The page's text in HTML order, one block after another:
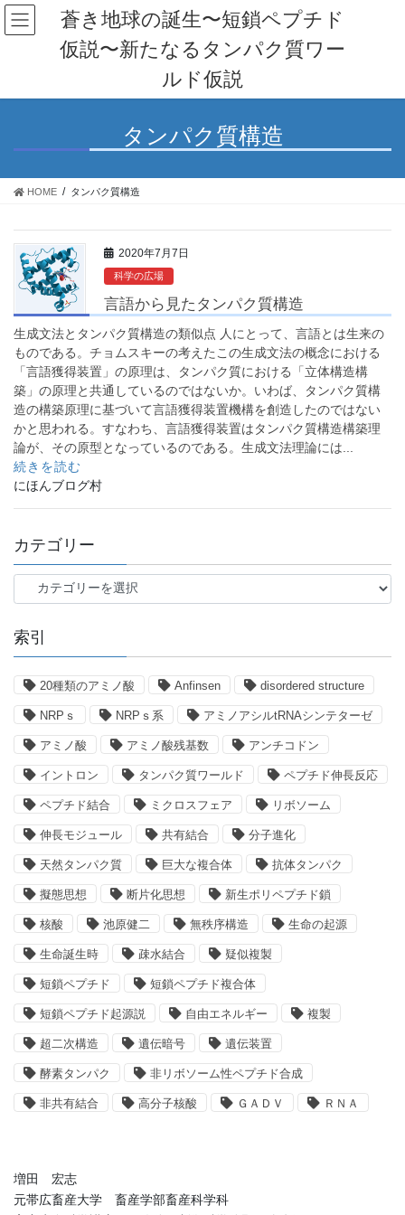
コ
ン
へ
プ
ナ
ビ
ョ
動
蒼き地球の誕生〜短鎖ペプチド
仮説〜新たなるタンパク質ワー
ルド仮説
タンパク質構造
HOME タンパク質構造
2020年7月7日
科学の広場
言語から見たタンパク質構造
生成文法とタンパク質構造の類似点 人にとって、言語とは生来の
ものである。チョムスキーの考えたこの生成文法の概念における
「言語獲得装置」の原理は、タンパク質における「立体構造構
築」の原理と共通しているのではないか。いわば、タンパク質構
造の構築原理に基づいて言語獲得装置機構を創造したのではない
かと思われる。すなわち、言語獲得装置はタンパク質構造構築理
論が、その原型となっているのである。生成文法理論には...
続きを読む
にほんブログ村
カテゴリー
テ
リ
ー
索引
20種類のアミノ酸 Anfinsen disordered structure
NRPｓ NRPｓ系 アミノアシルtRNAシンテターゼ
アミノ酸 アミノ酸残基数 アンチコドン
イントロン タンパク質ワールド ペプチド伸長反応
ペプチド結合 ミクロスフェア リボソーム
伸長モジュール 共有結合 分子進化
天然タンパク質 巨大な複合体 抗体タンパク
擬態思想 断片化思想 新生ポリペプチド鎖
核酸 池原健二 無秩序構造 生命の起源
生命誕生時 疎水結合 疑似複製
短鎖ペプチド 短鎖ペプチド複合体
短鎖ペプチド起源説 自由エネルギー 複製
超二次構造 遺伝暗号 遺伝装置
酵素タンパク 非リボソーム性ペプチド合成
非共有結合 高分子核酸 ＧＡＤＶ ＲＮＡ
増田 宏志
元帯広畜産大学 畜産学部畜産科学科